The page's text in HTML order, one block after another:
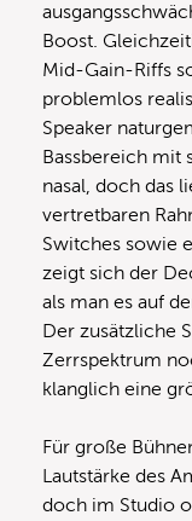
Boost.
Mid-Gain-Riffs
problemlos
Speaker
Bassbereich mit
nasal, doch das
vertretbaren
Switches sowie
zeigt sich der
als man es auf
Der zusätzliche
Zerrspektrum
klanglich eine
Für große
Lautstärke des
doch im Studio